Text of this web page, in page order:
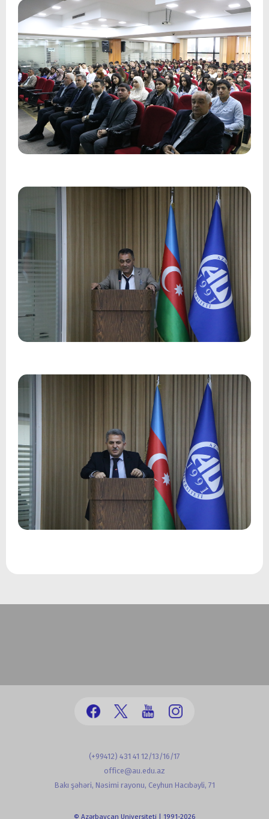
(+99412) 431 41 12/13/16/17
office@au.edu.az
Bakı şəhəri, Nəsimi rayonu, Ceyhun Hacıbəyli, 71
© Azərbaycan Universiteti | 1991-2026